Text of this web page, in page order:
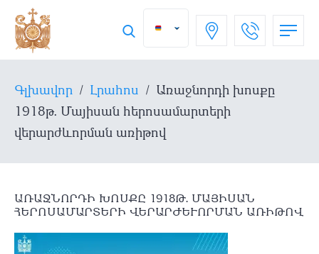
Գլխավոր / Լրահոս / Առաջնորդի խոսքը
1918թ․ Մայիսան հերոսամարտերի
վերարժևորման առիթով
ԱՌԱՋՆՈՐԴԻ ԽՈՍՔԸ 1918Թ․ ՄԱՅԻՍԱՆ
ՀԵՐՈՍԱՄԱՐՏԵՐԻ ՎԵՐԱՐԺԵՒՈՐՄԱՆ ԱՌԻԹՈՎ